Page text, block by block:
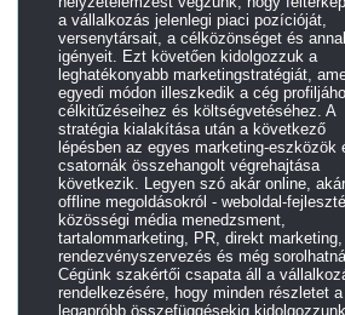
a vállalkozás jelenlegi piaci pozícióját,
versenytársait, a célközönséget és
igényeit. Ezt követően kidolgozzuk a
leghatékonyabb marketingstratégiát,
egyedi módon illeszkedik a cég
célkitűzéseihez és költségvetéséhez. A
stratégia kialakítása után a következő
lépésben az egyes marketing-eszközök
csatornák összehangolt végrehajtása
következik. Legyen szó akár online, akár
offline megoldásokról - weboldal-
közösségi média menedzsment,
tartalommarketing, PR, direkt marketing,
rendezvényszervezés és még
Cégünk szakértői csapata áll a
rendelkezésére, hogy minden részletet a
legapróbb összefüggésekig